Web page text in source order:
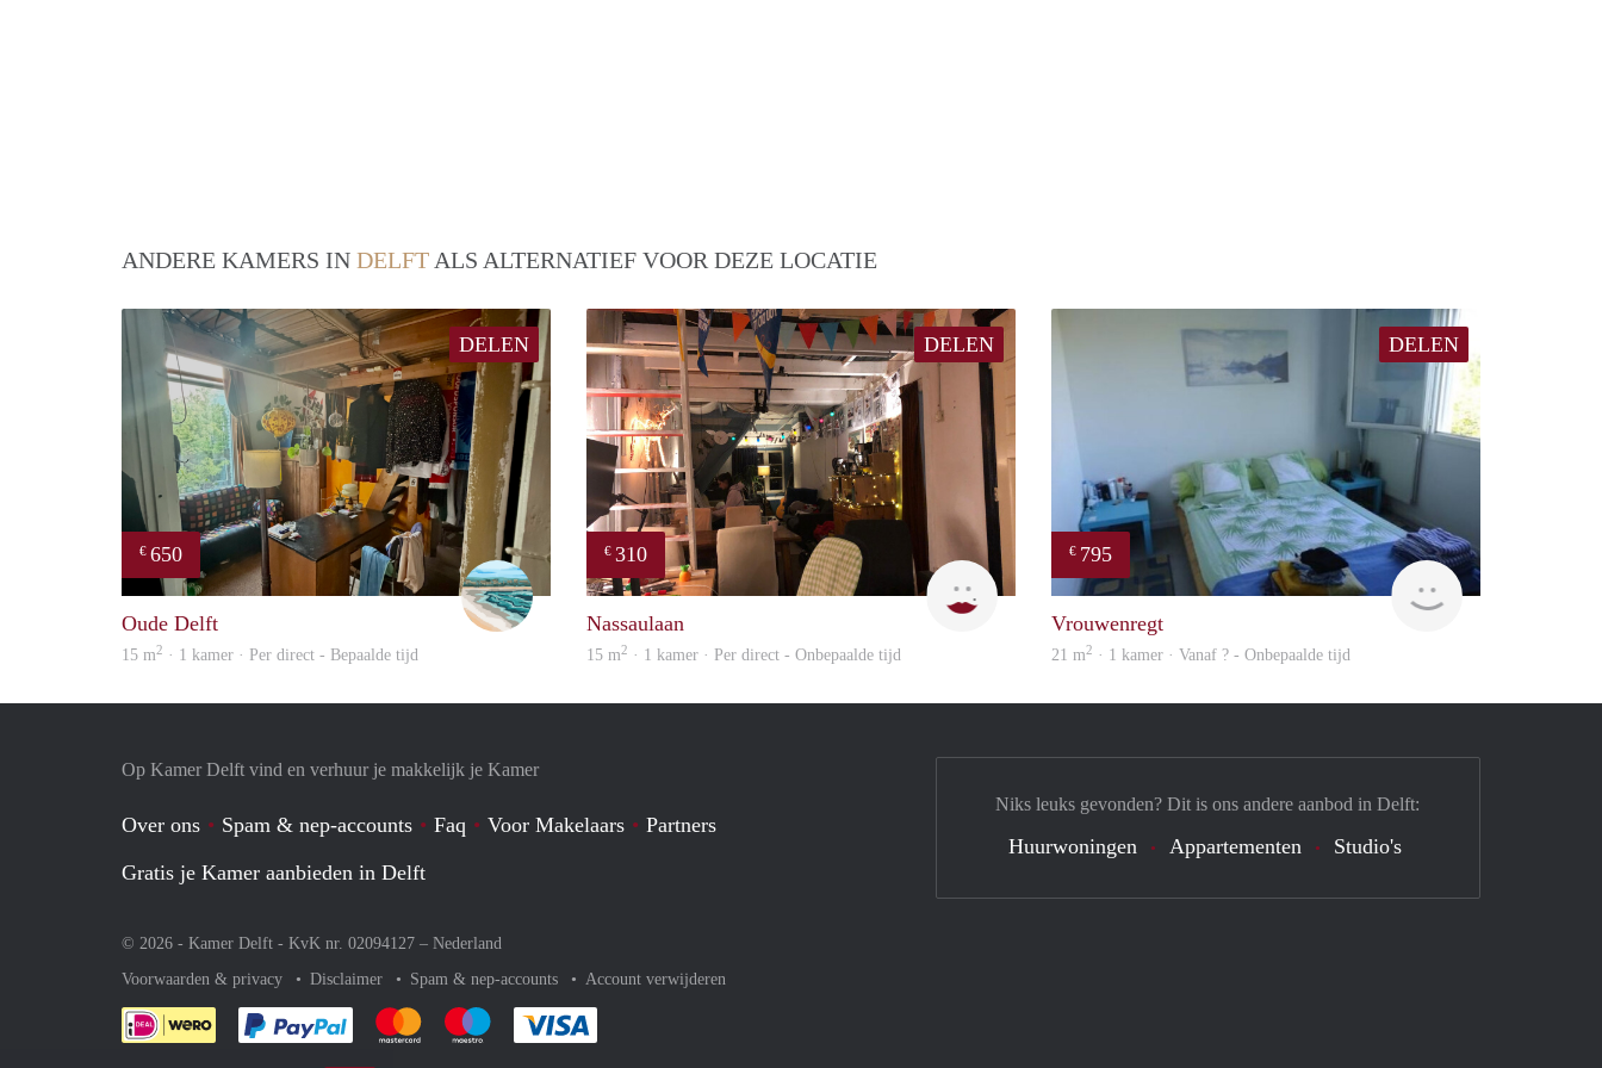
ANDERE KAMERS IN DELFT ALS ALTERNATIEF VOOR DEZE LOCATIE
DELEN
€ 650
Filippa Anna Barbara
Oude Delft
15 m2 · 1 kamer · Per direct - Bepaalde tijd
DELEN
€ 310
Charlotte
Nassaulaan
15 m2 · 1 kamer · Per direct - Onbepaalde tijd
DELEN
€ 795
finder
Vrouwenregt
21 m2 · 1 kamer · Vanaf ? - Onbepaalde tijd
Op Kamer Delft vind en verhuur je makkelijk je Kamer
Over ons Spam & nep-accounts Faq Voor Makelaars
Partners
Gratis je Kamer aanbieden in Delft
© 2026 - Kamer Delft - KvK nr. 02094127 – Nederland
Voorwaarden & privacy
Disclaimer Spam & nep-accounts Account verwijderen
Je rekent gemakkelijk af met Paypal
Je rekent gemakkelijk af met Mastercard
Je rekent gemakkelijk af met Meastro
Niks leuks gevonden? Dit is ons andere aanbod in Delft:
Huurwoningen Appartementen Studio's